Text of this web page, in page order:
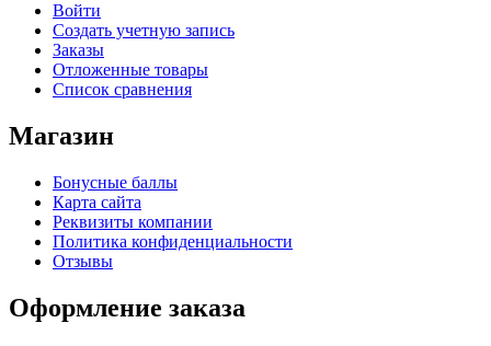
Войти
Создать учетную запись
Заказы
Отложенные товары
Список сравнения
Магазин
Бонусные баллы
Карта сайта
Реквизиты компании
Политика конфиденциальности
Отзывы
Оформление заказа